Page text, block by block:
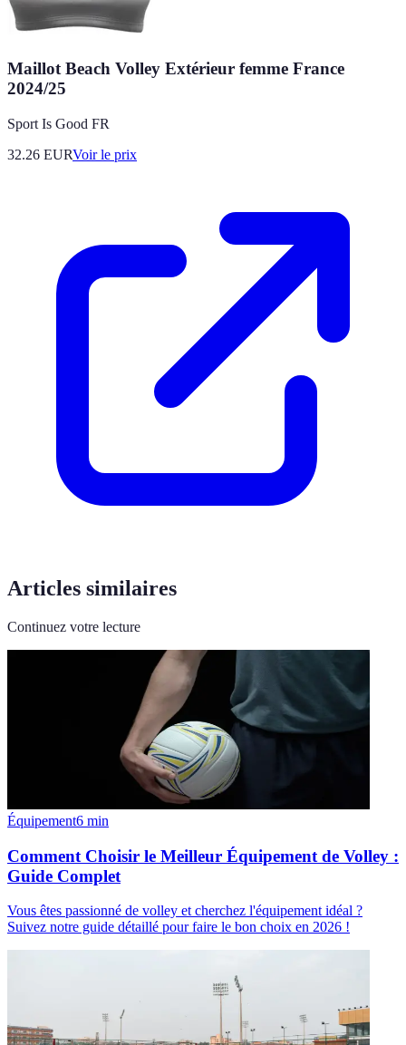
Maillot Beach Volley Extérieur femme France
2024/25
Sport Is Good FR
32.26 EURVoir le prix
Articles similaires
Continuez votre lecture
Équipement6 min
Comment Choisir le Meilleur Équipement de Volley :
Guide Complet
Vous êtes passionné de volley et cherchez l'équipement idéal ?
Suivez notre guide détaillé pour faire le bon choix en 2026 !